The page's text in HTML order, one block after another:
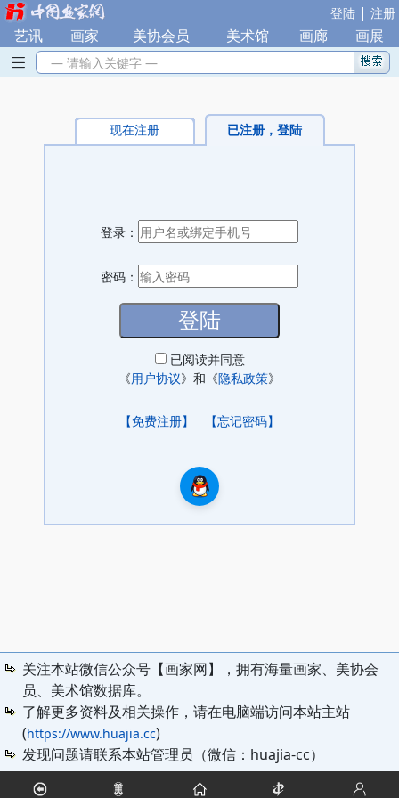
登陆 | 注册
艺讯 画家 美协会员 美术馆 画廊 画展
— 请输入关键字 —
现在注册 已注册，登陆
登录：
密码：
已阅读并同意
《用户协议》和《隐私政策》
【免费注册】 【忘记密码】
关注本站微信公众号【画家网】，拥有海量画家、美协会
员、美术馆数据库。
了解更多资料及相关操作，请在电脑端访问本站主站
(https://www.huajia.cc)
发现问题请联系本站管理员（微信：huajia-cc）